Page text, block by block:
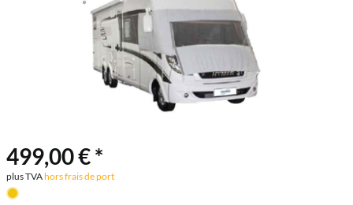
499,00 € *
plus TVAhors frais de port